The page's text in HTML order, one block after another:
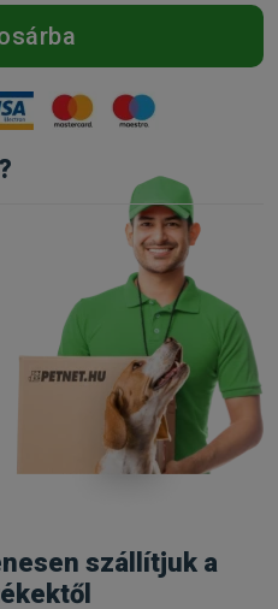
szállítjuk a